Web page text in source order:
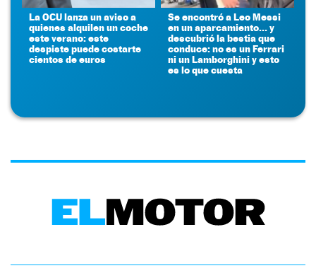
La OCU lanza un aviso a
quienes alquilen un coche
este verano: este
despiste puede costarte
cientos de euros
Se encontró a Leo Messi
en un aparcamiento... y
descubrió la bestia que
conduce: no es un Ferrari
ni un Lamborghini y esto
es lo que cuesta